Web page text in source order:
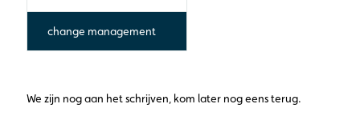
change management
We zijn nog aan het schrijven, kom later nog eens terug.